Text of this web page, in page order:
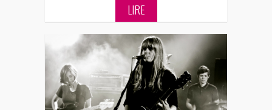
LIRE